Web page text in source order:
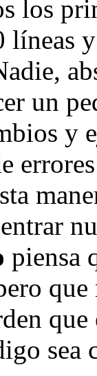
los
líneas
un
y
piensa
sea